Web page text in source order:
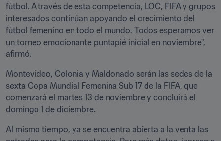
fútbol. A través de esta competencia, LOC, FIFA y grupos
interesados continúan apoyando el crecimiento del
fútbol femenino en todo el mundo. Todos esperamos ver
un torneo emocionante puntapié inicial en noviembre",
afirmó.
Montevideo, Colonia y Maldonado serán las sedes de la
sexta Copa Mundial Femenina Sub 17 de la FIFA, que
comenzará el martes 13 de noviembre y concluirá el
domingo 1 de diciembre.
Al mismo tiempo, ya se encuentra abierta a la venta las